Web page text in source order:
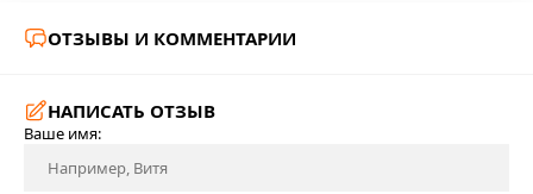
ОТЗЫВЫ И КОММЕНТАРИИ
НАПИСАТЬ ОТЗЫВ
Ваше имя: